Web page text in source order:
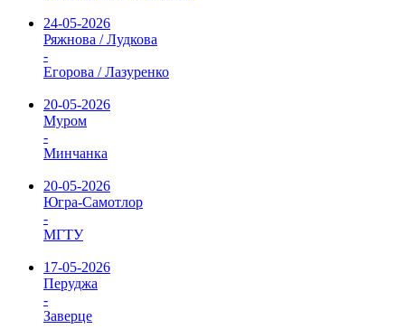
24-05-2026
Ряжнова / Лудкова
-
Егорова / Лазуренко
20-05-2026
Муром
-
Минчанка
20-05-2026
Югра-Самотлор
-
МГТУ
17-05-2026
Перуджа
-
Заверце